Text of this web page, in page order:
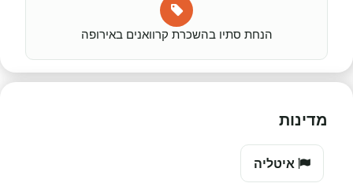
הנחת סתיו בהשכרת קרוואנים באירופה
מדינות
איטליה